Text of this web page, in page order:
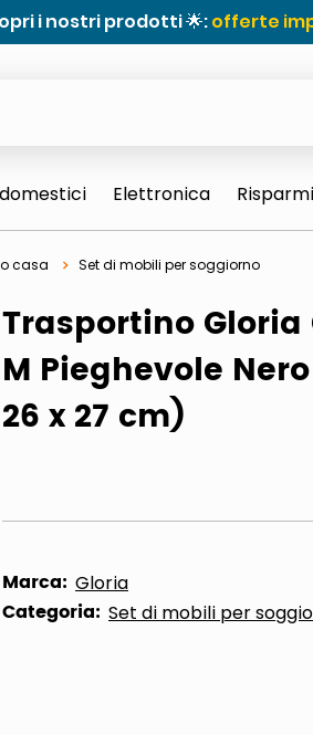
i nostri prodotti 🌟:offerte
rotondo sun
Elettronica
casa Set di mobili per soggiorno
Trasportino Gloria
M Pieghevole
26 x 27 cm)
Marca: Gloria
Categoria: Set di mobili per